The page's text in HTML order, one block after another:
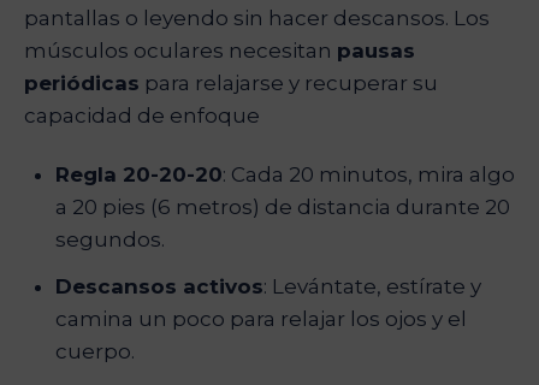
pantallas o leyendo sin hacer descansos. Los
músculos oculares necesitan pausas
periódicas para relajarse y recuperar su
capacidad de enfoque
Regla 20-20-20: Cada 20 minutos, mira algo
a 20 pies (6 metros) de distancia durante 20
segundos.
Descansos activos: Levántate, estírate y
camina un poco para relajar los ojos y el
cuerpo.